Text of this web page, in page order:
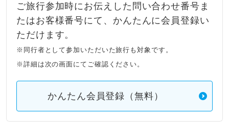
ご旅行参加時にお伝えした問い合わせ番号ま
たはお客様番号にて、かんたんに会員登録い
ただけます。
※同行者として参加いただいた旅行も対象です。
※詳細は次の画面にてご確認ください。
かんたん会員登録（無料）